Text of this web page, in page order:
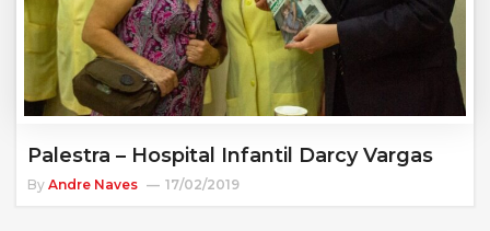
Palestra – Hospital Infantil Darcy Vargas
By Andre Naves 17/02/2019